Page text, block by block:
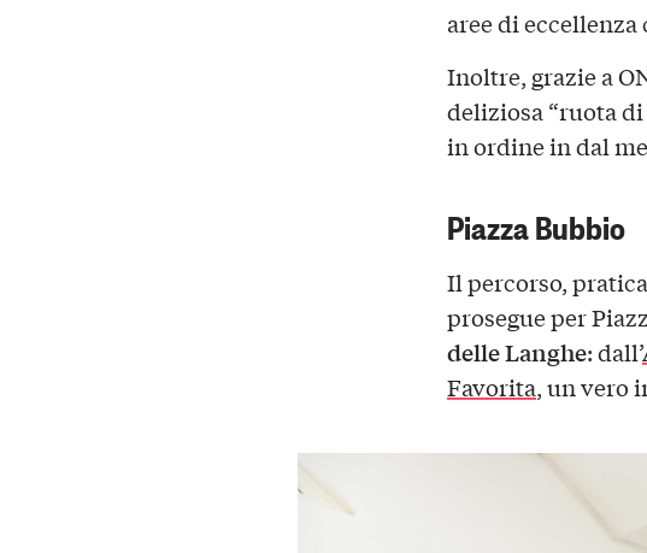
aree di eccellenza
Inoltre, grazie a
deliziosa “ruota
in ordine in dal
Piazza Bubbio
Il percorso,
prosegue per
delle Langhe: dall’
Favorita, un vero